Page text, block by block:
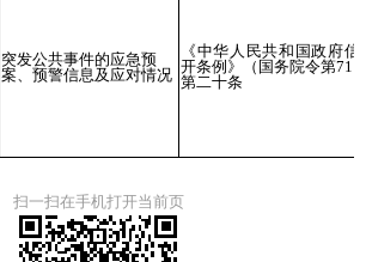
突发公共事件的应急预
案、预警信息及应对情况
《中华人民共和国政府信
开条例》（国务院令第711
第二十条
扫一扫在手机打开当前页